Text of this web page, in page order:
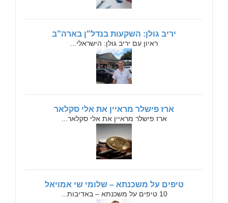
יריב גולן: השקעות בנדל"ן בארה"ב
ראיון עם יריב גולן: הישראלי...
ארז פישלר מראיין את אלי סקלאר
ארז פישלר מראיין את אלי סקלאר...
טיפים על משכנתא – שלומי שי אמויאל
10 טיפים על משכנתא – באדיבות...